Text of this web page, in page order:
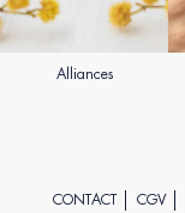
Alliances
CONTACT CGV